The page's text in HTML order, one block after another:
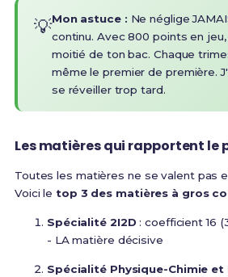
💡Mon astuce : Ne néglige
continu. Avec 800 points en
moitié de ton bac. Chaque
même le premier de première.
se réveiller trop tard.
Les matières qui rapportent le
Toutes les matières ne se valent pas
Voici letop 3 des matières à gros
Spécialité 2I2D : coefficient 16
- LA matière décisive
Spécialité Physique-Chimie et